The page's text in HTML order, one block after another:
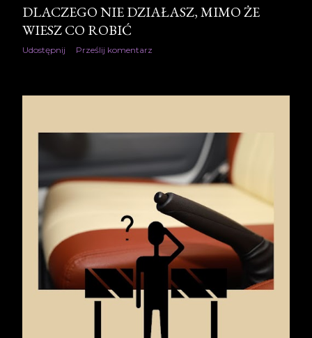
DLACZEGO NIE DZIAŁASZ, MIMO ŻE
WIESZ CO ROBIĆ
Udostępnij Prześlij komentarz